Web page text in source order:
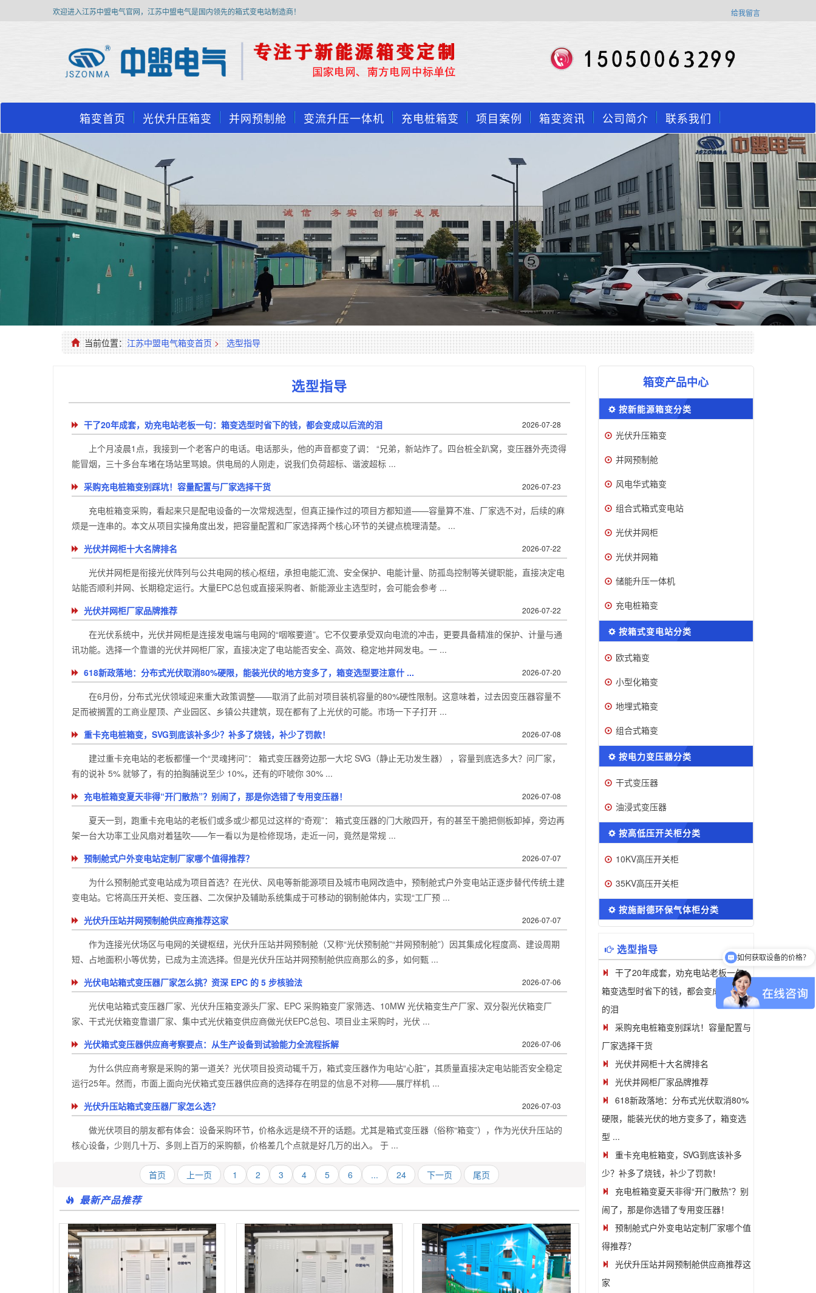
欢迎进入江苏中盟电气官网，江苏中盟电气是国内领先的箱式变电站制造商！ 给我留言
箱变首页 光伏升压箱变 并网预制舱 变流升压一体机 充电桩箱变 项目案例 箱变资讯 公司简介 联系我们
当前位置：江苏中盟电气箱变首页 > 选型指导
选型指导
干了20年成套，劝充电站老板一句：箱变选型时省下的钱，都会变成以后流的泪 2026-07-28
上个月凌晨1点，我接到一个老客户的电话。电话那头，他的声音都变了调： “兄弟，新站炸了。四台桩全趴窝，变压器外壳烫得
能冒烟，三十多台车堵在场站里骂娘。供电局的人刚走，说我们负荷超标、谐波超标 ...
采购充电桩箱变别踩坑！容量配置与厂家选择干货
2026-07-23
充电桩箱变采购，看起来只是配电设备的一次常规选型，但真正操作过的项目方都知道——容量算不准、厂家选不对，后续的麻
烦是一连串的。本文从项目实操角度出发，把容量配置和厂家选择两个核心环节的关键点梳理清楚。 ...
光伏并网柜十大名牌排名
2026-07-22
光伏并网柜是衔接光伏阵列与公共电网的核心枢纽，承担电能汇流、安全保护、电能计量、防孤岛控制等关键职能，直接决定电
站能否顺利并网、长期稳定运行。大量EPC总包或直接采购者、新能源业主选型时，会可能会参考 ...
光伏并网柜厂家品牌推荐
2026-07-22
在光伏系统中，光伏并网柜是连接发电端与电网的“咽喉要道”。它不仅要承受双向电流的冲击，更要具备精准的保护、计量与通
讯功能。选择一个靠谱的光伏并网柜厂家，直接决定了电站能否安全、高效、稳定地并网发电。一 ...
618新政落地：分布式光伏取消80%硬限，能装光伏的地方变多了，箱变选型要注意什 ...
2026-07-20
在6月份，分布式光伏领域迎来重大政策调整——取消了此前对项目装机容量的80%硬性限制。这意味着，过去因变压器容量不
足而被搁置的工商业屋顶、产业园区、乡镇公共建筑，现在都有了上光伏的可能。市场一下子打开 ...
重卡充电桩箱变，SVG到底该补多少？补多了烧钱，补少了罚款！
2026-07-08
建过重卡充电站的老板都懂一个“灵魂拷问”： 箱式变压器旁边那一大坨 SVG（静止无功发生器） ，容量到底选多大？问厂家，
有的说补 5% 就够了，有的拍胸脯说至少 10%，还有的吓唬你 30% ...
充电桩箱变夏天非得“开门散热”？别闹了，那是你选错了专用变压器！
2026-07-08
夏天一到，跑重卡充电站的老板们或多或少都见过这样的“奇观”： 箱式变压器的门大敞四开，有的甚至干脆把侧板卸掉，旁边再
架一台大功率工业风扇对着猛吹——乍一看以为是检修现场，走近一问，竟然是常规 ...
预制舱式户外变电站定制厂家哪个值得推荐？
2026-07-07
为什么预制舱式变电站成为项目首选？在光伏、风电等新能源项目及城市电网改造中，预制舱式户外变电站正逐步替代传统土建
变电站。它将高压开关柜、变压器、二次保护及辅助系统集成于可移动的钢制舱体内，实现“工厂预 ...
光伏升压站并网预制舱供应商推荐这家
2026-07-07
作为连接光伏场区与电网的关键枢纽，光伏升压站并网预制舱（又称“光伏预制舱”“并网预制舱”）因其集成化程度高、建设周期
短、占地面积小等优势，已成为主流选择。但是光伏升压站并网预制舱供应商那么的多，如何甄 ...
光伏电站箱式变压器厂家怎么挑？资深 EPC 的 5 步核验法
2026-07-06
光伏电站箱式变压器厂家、光伏升压箱变源头厂家、EPC 采购箱变厂家筛选、10MW 光伏箱变生产厂家、双分裂光伏箱变厂
家、干式光伏箱变靠谱厂家、集中式光伏箱变供应商做光伏EPC总包、项目业主采购时，光伏 ...
光伏箱式变压器供应商考察要点：从生产设备到试验能力全流程拆解
2026-07-06
为什么供应商考察是采购的第一道关？光伏项目投资动辄千万，箱式变压器作为电站“心脏”，其质量直接决定电站能否安全稳定
运行25年。然而，市面上面向光伏箱式变压器供应商的选择存在明显的信息不对称——展厅样机 ...
光伏升压站箱式变压器厂家怎么选？
2026-07-03
做光伏项目的朋友都有体会：设备采购环节，价格永远是绕不开的话题。尤其是箱式变压器（俗称“箱变”），作为光伏升压站的
核心设备，少则几十万、多则上百万的采购额，价格差几个点就是好几万的出入。 于 ...
首页 上一页 1 2 3 4 5 6 ... 24 下一页 尾页
最新产品推荐
箱变产品中心
按新能源箱变分类
光伏升压箱变
并网预制舱
风电华式箱变
组合式箱式变电站
光伏并网柜
光伏并网箱
储能升压一体机
充电桩箱变
按箱式变电站分类
欧式箱变
小型化箱变
地埋式箱变
组合式箱变
按电力变压器分类
干式变压器
油浸式变压器
按高低压开关柜分类
10KV高压开关柜
35KV高压开关柜
按施耐德环保气体柜分类
选型指导
干了20年成套，劝充电站老板一句：
箱变选型时省下的钱，都会变成以后流
的泪
采购充电桩箱变别踩坑！容量配置与
厂家选择干货
光伏并网柜十大名牌排名
光伏并网柜厂家品牌推荐
618新政落地：分布式光伏取消80%
硬限，能装光伏的地方变多了，箱变选
型 ...
重卡充电桩箱变，SVG到底该补多
少？补多了烧钱，补少了罚款！
充电桩箱变夏天非得“开门散热”？别
闹了，那是你选错了专用变压器！
预制舱式户外变电站定制厂家哪个值
得推荐？
光伏升压站并网预制舱供应商推荐这
家
如何获取设备的价格？